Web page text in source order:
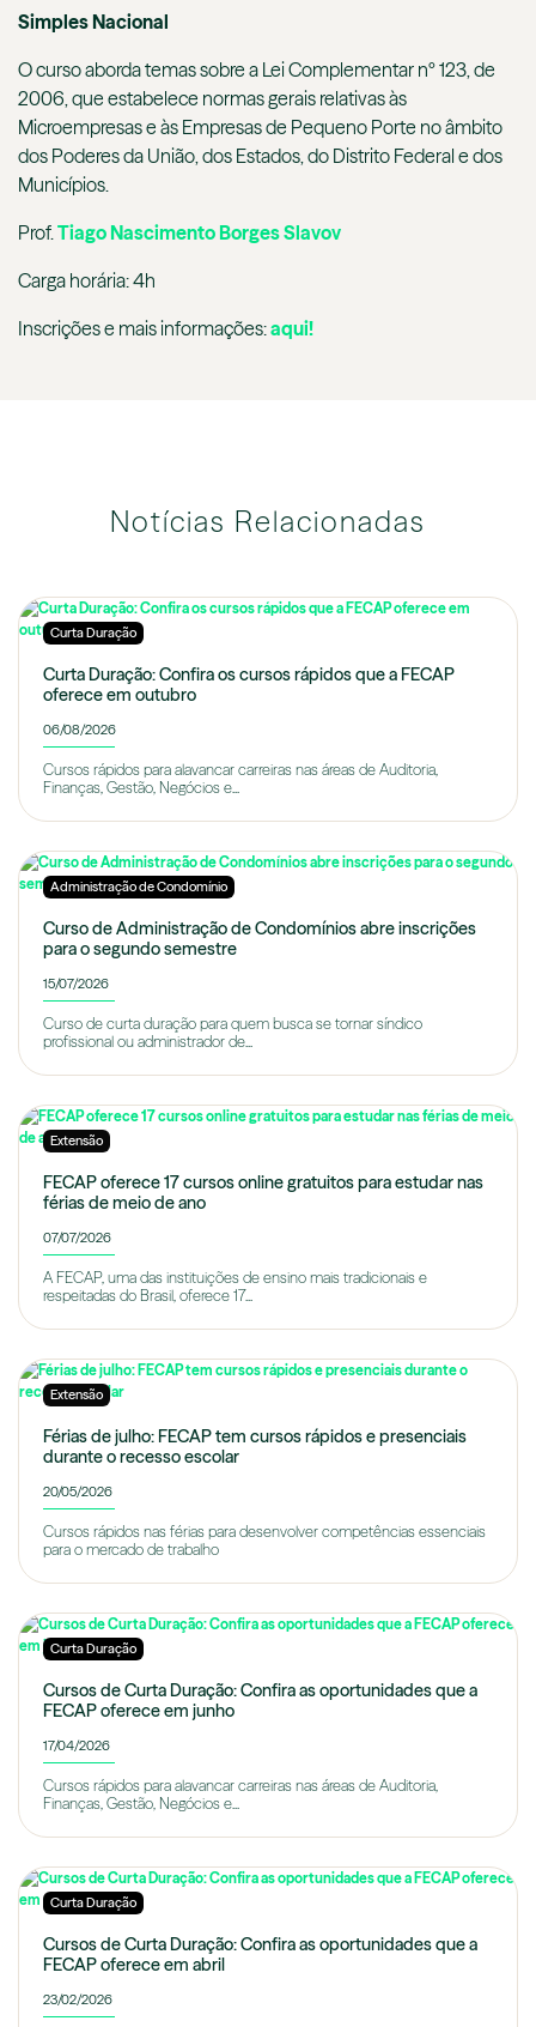
Simples Nacional
O curso aborda temas sobre a Lei Complementar nº 123, de
2006, que estabelece normas gerais relativas às
Microempresas e às Empresas de Pequeno Porte no âmbito
dos Poderes da União, dos Estados, do Distrito Federal e dos
Municípios.
Prof.Tiago Nascimento Borges Slavov
Carga horária: 4h
Inscrições e mais informações:aqui!
Notícias Relacionadas
Curta Duração
Curta Duração: Confira os cursos rápidos que a FECAP
oferece em outubro
06/08/2026
Cursos rápidos para alavancar carreiras nas áreas de Auditoria,
Finanças, Gestão, Negócios e...
Administração de Condomínio
Curso de Administração de Condomínios abre inscrições
para o segundo semestre
15/07/2026
Curso de curta duração para quem busca se tornar síndico
profissional ou administrador de...
Extensão
FECAP oferece 17 cursos online gratuitos para estudar nas
férias de meio de ano
07/07/2026
A FECAP, uma das instituições de ensino mais tradicionais e
respeitadas do Brasil, oferece 17...
Extensão
Férias de julho: FECAP tem cursos rápidos e presenciais
durante o recesso escolar
20/05/2026
Cursos rápidos nas férias para desenvolver competências essenciais
para o mercado de trabalho
Curta Duração
Cursos de Curta Duração: Confira as oportunidades que a
FECAP oferece em junho
17/04/2026
Cursos rápidos para alavancar carreiras nas áreas de Auditoria,
Finanças, Gestão, Negócios e...
Curta Duração
Cursos de Curta Duração: Confira as oportunidades que a
FECAP oferece em abril
23/02/2026